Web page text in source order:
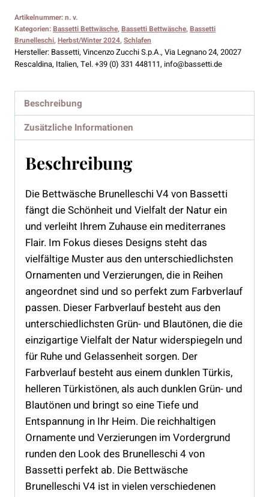
V4
Menge
Artikelnummer:n. v.
Kategorien:Bassetti Bettwäsche,Bassetti Bettwäsche,Bassetti
Brunelleschi,Herbst/Winter 2024,Schlafen
Hersteller: Bassetti, Vincenzo Zucchi S.p.A., Via Legnano 24, 20027
Rescaldina, Italien, Tel. +39 (0) 331 448111, info@bassetti.de
Beschreibung
Zusätzliche Informationen
Beschreibung
Die Bettwäsche Brunelleschi V4 von Bassetti
fängt die Schönheit und Vielfalt der Natur ein
und verleiht Ihrem Zuhause ein mediterranes
Flair. Im Fokus dieses Designs steht das
vielfältige Muster aus den unterschiedlichsten
Ornamenten und Verzierungen, die in Reihen
angeordnet sind und so perfekt zum Farbverlauf
passen. Dieser Farbverlauf besteht aus den
unterschiedlichsten Grün- und Blautönen, die die
einzigartige Vielfalt der Natur widerspiegeln und
für Ruhe und Gelassenheit sorgen. Der
Farbverlauf besteht aus einem dunklen Türkis,
helleren Türkistönen, als auch dunklen Grün- und
Blautönen und bringt so eine Tiefe und
Entspannung in Ihr Heim. Die reichhaltigen
Ornamente und Verzierungen im Vordergrund
runden den Look des Brunelleschi 4 von
Bassetti perfekt ab. Die Bettwäsche
Brunelleschi V4 ist in vielen verschiedenen